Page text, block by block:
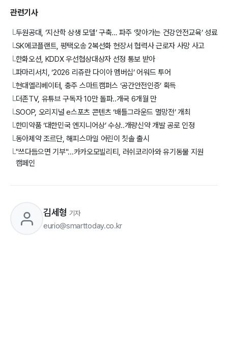
관련기사
└두원공대, ‘지산학 상생 모델’ 구축… 파주 ‘찾아가는 건강안전교육’ 성료
└SK에코플랜트, 평택오송 2복선화 현장서 협력사 근로자 사망 사고
└한화오션, KDDX 우선협상대상자 선정 통보 받아
└파마리서치, ‘2026 리쥬란 다이아 멤버십’ 어워드 투어
└현대엘리베이터, 충주 스마트캠퍼스 ‘공간안전인증’ 획득
└더존TV, 유튜브 구독자 10만 돌파..개국 6개월 만
└SOOP, 오리지널 e스포츠 콘텐츠 ‘배틀그라운드 멸망전’ 개최
└한미약품 ‘대한민국 엔지니어상’ 수상..개량신약 개발 공로 인정
└동아제약 조르단, 해피스마일 어린이 칫솔 출시
└"쓰다듬으면 기부"...카카오모빌리티, 러쉬코리아와 유기동물 지원
캠페인
김세형 기자
eurio@smarttoday.co.kr